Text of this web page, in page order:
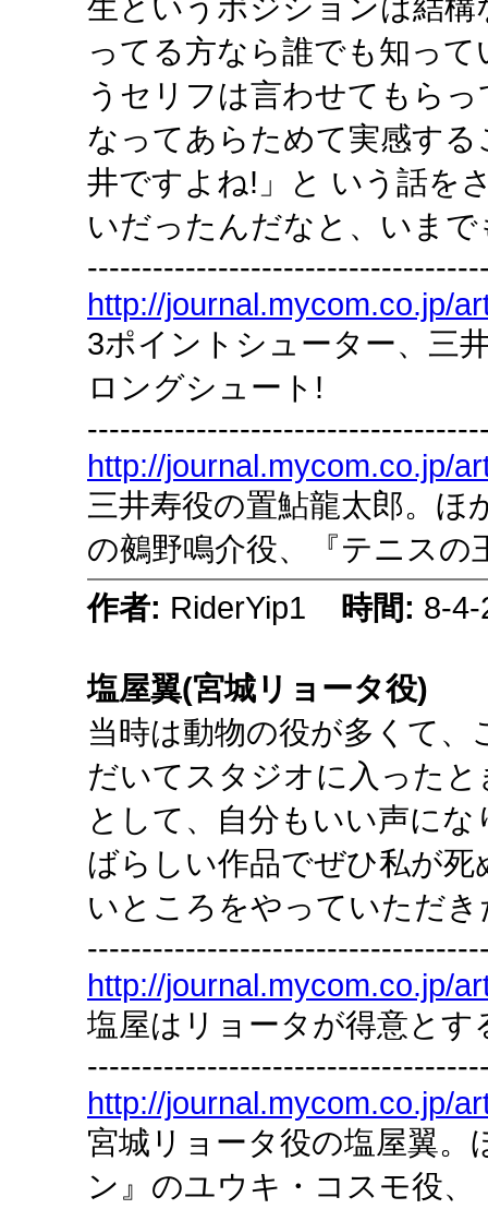
ってる方なら誰でも知っ
うセリフは言わせてもら
なってあらためて実感す
井ですよね!」と いう話を
いだったんだなと、いま
http://journal.mycom.co.jp/
3ポイントシューター、三
ロングシュート!
http://journal.mycom.co.jp/
三井寿役の置鮎龍太郎。ほ
の鵺野鳴介役、『テニスの
作者: RiderYip1 時間: 8-
塩屋翼(宮城リョータ役)
当時は動物の役が多くて
だいてスタジオに入った
として、自分もいい声に
ばらしい作品でぜひ私が
いところをやっていただ
http://journal.mycom.co.jp/
塩屋はリョータが得意と
http://journal.mycom.co.jp/
宮城リョータ役の塩屋翼。
ン』のユウキ・コスモ役